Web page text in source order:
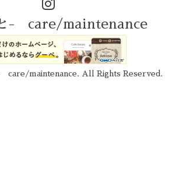
- care/maintenance
care/maintenance . All Rights Reserved.